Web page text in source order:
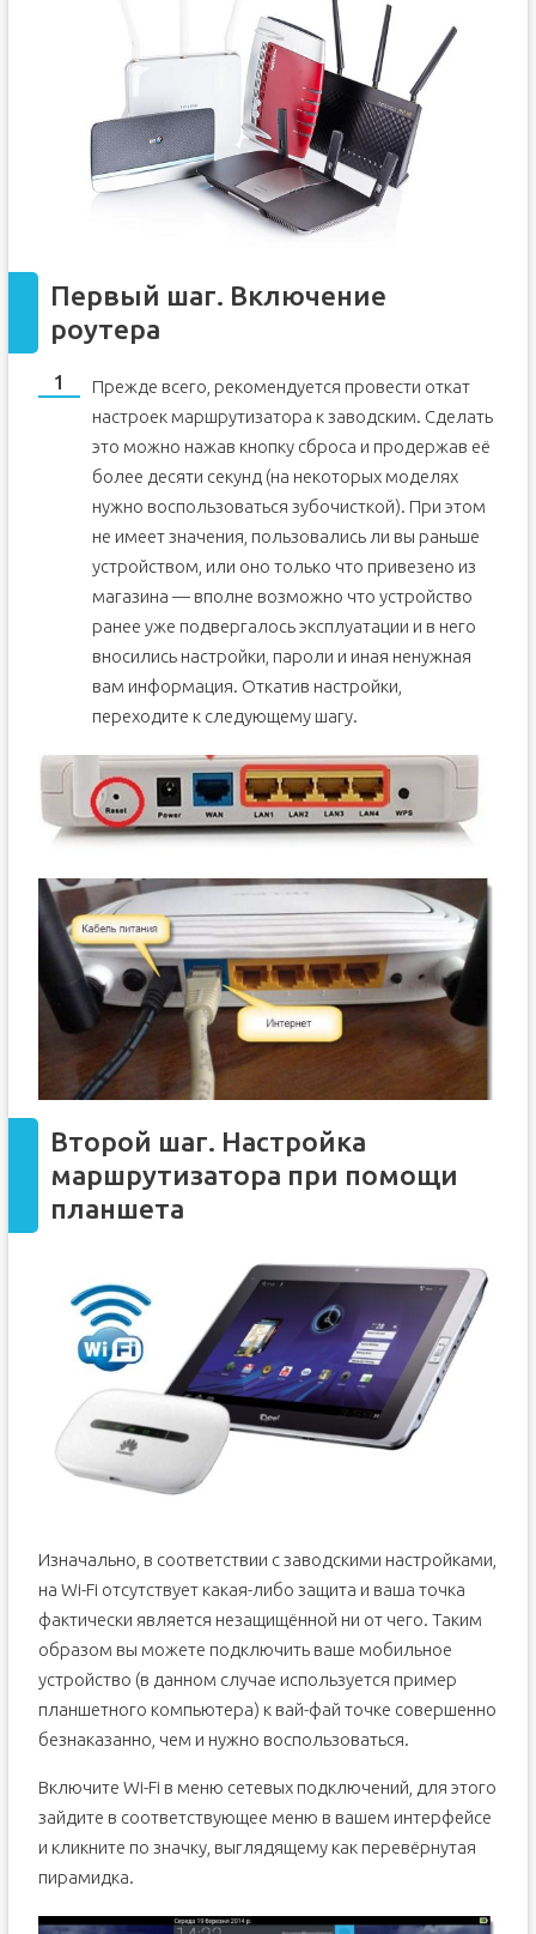
Первый шаг. Включение
роутера
Прежде всего, рекомендуется провести откат
настроек маршрутизатора к заводским. Сделать
это можно нажав кнопку сброса и продержав её
более десяти секунд (на некоторых моделях
нужно воспользоваться зубочисткой). При этом
не имеет значения, пользовались ли вы раньше
устройством, или оно только что привезено из
магазина — вполне возможно что устройство
ранее уже подвергалось эксплуатации и в него
вносились настройки, пароли и иная ненужная
вам информация. Откатив настройки,
переходите к следующему шагу.
Второй шаг. Настройка
маршрутизатора при помощи
планшета
Изначально, в соответствии с заводскими настройками,
на Wi-Fi отсутствует какая-либо защита и ваша точка
фактически является незащищённой ни от чего. Таким
образом вы можете подключить ваше мобильное
устройство (в данном случае используется пример
планшетного компьютера) к вай-фай точке совершенно
безнаказанно, чем и нужно воспользоваться.
Включите Wi-Fi в меню сетевых подключений, для этого
зайдите в соответствующее меню в вашем интерфейсе
и кликните по значку, выглядящему как перевёрнутая
пирамидка.